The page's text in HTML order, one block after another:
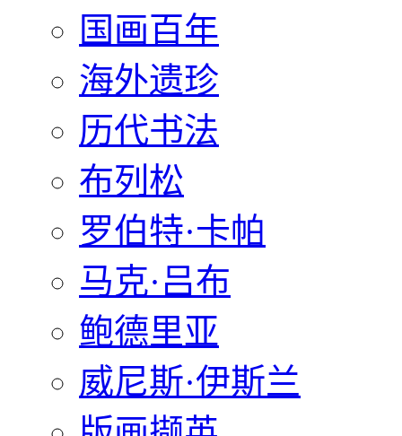
国画百年
海外遗珍
历代书法
布列松
罗伯特·卡帕
马克·吕布
鲍德里亚
威尼斯·伊斯兰